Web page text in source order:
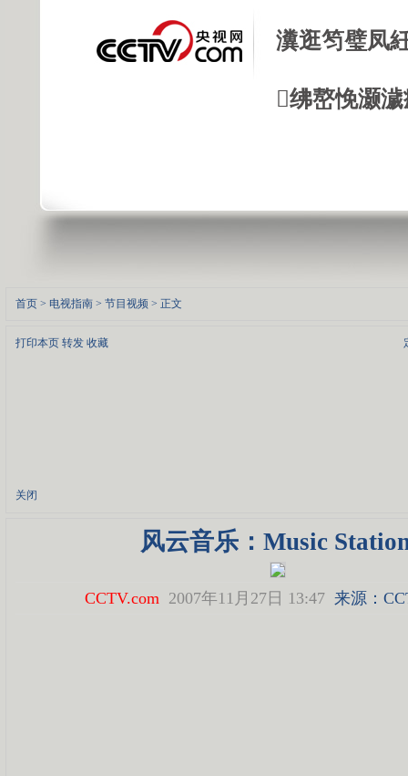
瀵逛笉璧凤
绋嶅悗灏
首页 > 电视指南 > 节目视频 > 正文
打印本页 转发 收藏
关闭
风云音乐：Music
CCTV.com 2007年11月27日 13:47来源：